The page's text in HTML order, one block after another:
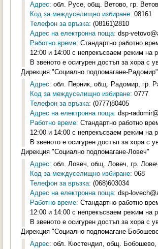
Адрес: обл. Русе, общ. Ветово, гр.
Код за междуселищно избиране: 08161
Телефон за връзка: (08161)2810
Адрес на електронна поща: dsp-
Работно време: Стандартно работно
12:00 и 14:00 с непрекъсваем режим на
В звеното е осигурен достъп за хора с
Дирекция "Социално подпомагане-Радомир"
Адрес: обл. Перник, общ. Радомир, гр.
Код за междуселищно избиране: 0777
Телефон за връзка: (0777)80405
Адрес на електронна поща: dsp-
Работно време: Стандартно работно
12:00 и 14:00 с непрекъсваем режим на
В звеното е осигурен достъп за хора с
Дирекция "Социално подпомагане-Ловеч"
Адрес: обл. Ловеч, общ. Ловеч, гр.
Код за междуселищно избиране: 068
Телефон за връзка: (068)603034
Адрес на електронна поща: dsp-
Работно време: Стандартно работно
12:00 и 14:00 с непрекъсваем режим на
В звеното е осигурен достъп за хора с
Дирекция "Социално подпомагане-
Адрес: обл. Кюстендил, общ.